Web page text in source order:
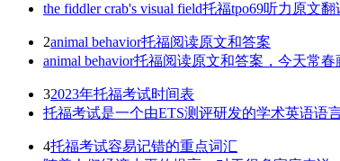
the fiddler crab's visual field托福tpo69听力原
2animal behavior托福阅读原文和答案
animal behavior托福阅读原文和答案，今天常
32023年托福考试时间表
托福考试是一个由ETS测评研发的学术英语语
4托福考试容易记错的重点词汇